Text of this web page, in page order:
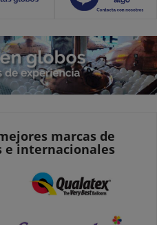
marcas de
e internacionales